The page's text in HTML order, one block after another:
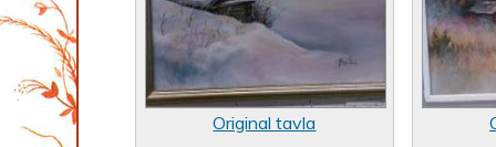
Original tavla